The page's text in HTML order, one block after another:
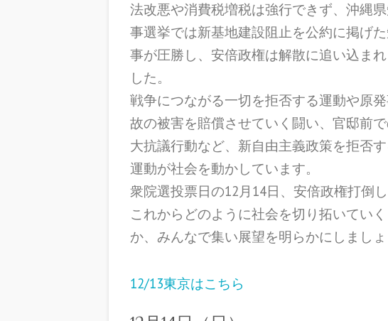
法改悪や消費税増税は強行できず、沖縄
事選挙では新基地建設阻止を公約に掲げ
事が圧勝し、安倍政権は解散に追い込まれ
した。
戦争につながる一切を拒否する運動や原
故の被害を賠償させていく闘い、官邸前
大抗議行動など、新自由主義政策を拒否
運動が社会を動かしています。
衆院選投票日の12月14日、安倍政権打倒し
これからどのように社会を切り拓いていく
か、みんなで集い展望を明らかにしましょ
12/13東京はこちら